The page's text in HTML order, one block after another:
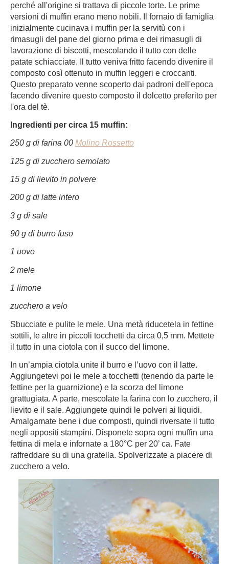
perché all'origine si trattava di piccole torte. Le prime
versioni di muffin erano meno nobili. Il fornaio di famiglia
inizialmente cucinava i muffin per la servitù con i
rimasugli del pane del giorno prima e dei rimasugli di
lavorazione di biscotti, mescolando il tutto con delle
patate schiacciate. Il tutto veniva fritto facendo divenire il
composto così ottenuto in muffin leggeri e croccanti.
Questo preparato venne scoperto dai padroni dell'epoca
facendo divenire questo composto il dolcetto preferito per
l'ora del tè.
Ingredienti per circa 15 muffin:
250 g di farina 00 Molino Rossetto
125 g di zucchero semolato
15 g di lievito in polvere
200 g di latte intero
3 g di sale
90 g di burro fuso
1 uovo
2 mele
1 limone
zucchero a velo
Sbucciate e pulite le mele. Una metà riducetela in fettine
sottili, le altre in piccoli tocchetti da circa 0,5 mm. Mettete
il tutto in una ciotola con il succo del limone.
In un’ampia ciotola unite il burro e l’uovo con il latte.
Aggiungetevi poi le mele a tocchetti (tenendo da parte le
fettine per la guarnizione) e la scorza del limone
grattugiata. A parte, mescolate la farina con lo zucchero, il
lievito e il sale. Aggiungete quindi le polveri ai liquidi.
Amalgamate bene i due composti, quindi riversate il tutto
negli appositi stampini. Disponete sopra ogni muffin una
fettina di mela e infornate a 180°C per 20’ ca. Fate
raffreddare su di una gratella. Spolverizzate a piacere di
zucchero a velo.